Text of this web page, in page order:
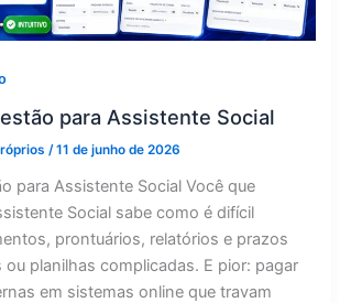
para Assistente Social
/11 de junho de 2026
para Assistente Social Você que
Social sabe como é difícil
prontuários, relatórios e prazos
planilhas complicadas. E pior: pagar
em sistemas online que travam